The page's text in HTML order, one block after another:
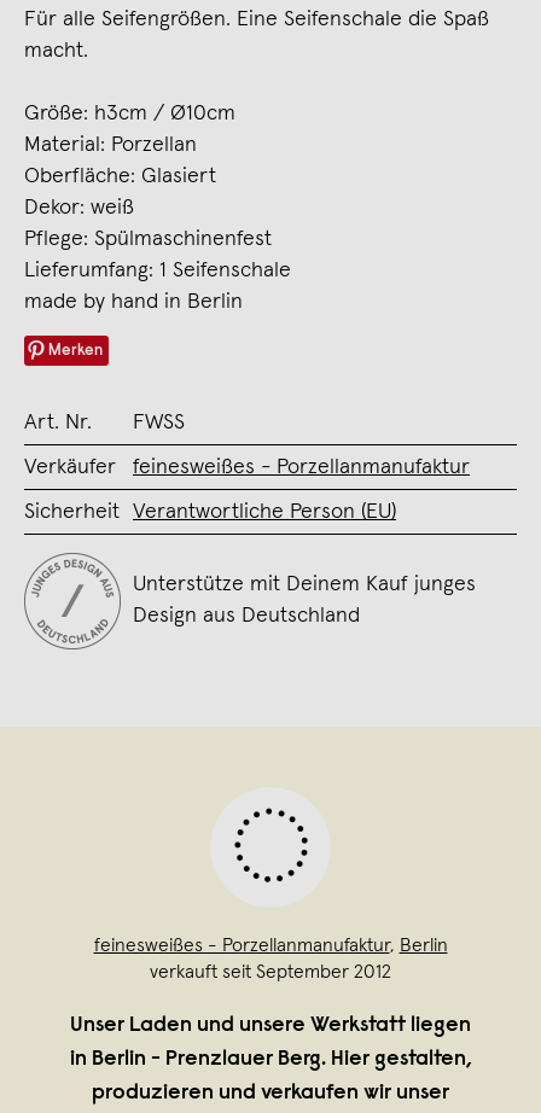
Für alle Seifengrößen. Eine Seifenschale die Spaß
macht.
Größe: h3cm / Ø10cm
Material: Porzellan
Oberfläche: Glasiert
Dekor: weiß
Pflege: Spülmaschinenfest
Lieferumfang: 1 Seifenschale
made by hand in Berlin
Merken
Art. Nr. FWSS
Verkäufer feinesweißes - Porzellanmanufaktur
Sicherheit Verantwortliche Person (EU)
Unterstütze mit Deinem Kauf junges
Design aus Deutschland
feinesweißes - Porzellanmanufaktur, Berlin
verkauft seit September 2012
Unser Laden und unsere Werkstatt liegen
in Berlin - Prenzlauer Berg. Hier gestalten,
produzieren und verkaufen wir unser